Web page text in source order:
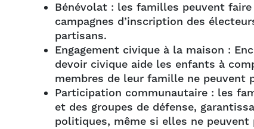
Bénévolat : les familles peuvent
campagnes d’inscription des
partisans.
Engagement civique à la maison :
devoir civique aide les enfants à
membres de leur famille ne peuvent
Participation communautaire : les
et des groupes de défense,
politiques, même si elles ne